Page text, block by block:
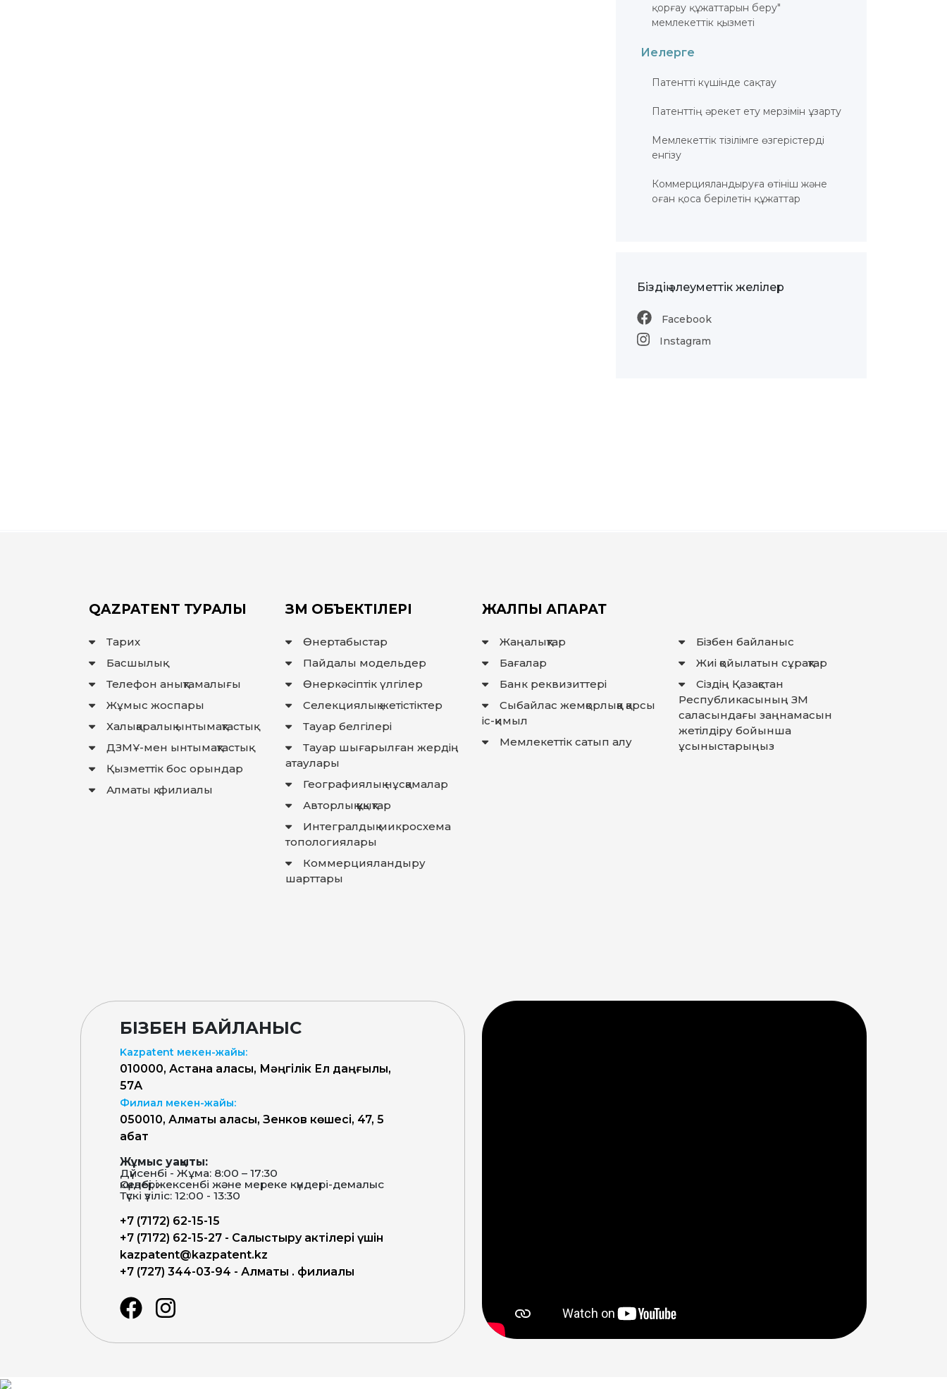
қорғау құжаттарын беру"
мемлекеттік қызметі
Иелерге
Патентті күшінде сақтау
Патенттің әрекет ету мерзімін ұзарту
Мемлекеттік тізілімге өзгерістерді
енгізу
Коммерцияландыруға өтініш және
оған қоса берілетін құжаттар
Біздің әлеуметтік желілер
Facebook
Instagram
QAZPATENT ТУРАЛЫ
Тарих
Басшылық
Телефон анықтамалығы
Жұмыс жоспары
Халықаралық ынтымақтастық
ДЗМҰ-мен ынтымақтастық
Қызметтік бос орындар
Алматы қ. филиалы
ЗМ ОБЪЕКТІЛЕРІ
Өнертабыстар
Пайдалы модельдер
Өнеркәсіптік үлгілер
Селекциялық жетістіктер
Тауар белгілері
Тауар шығарылған жердiң
атаулары
Географиялық нұсқамалар
Авторлық құқықтар
Интегралдық микросхема
топологиялары
Коммерцияландыру
шарттары
ЖАЛПЫ АҚПАРАТ
Жаңалықтар
Бағалар
Банк реквизиттері
Сыбайлас жемқорлыққа қарсы
іс-қимыл
Мемлекеттiк сатып алу
Бізбен байланыс
Жиі қойылатын сұрақтар
Сіздің Қазақстан
Республикасының ЗМ
саласындағы заңнамасын
жетілдіру бойынша
ұсыныстарыңыз
БІЗБЕН БАЙЛАНЫС
Kazpatent мекен-жайы:
010000, Астана қаласы, Мәңгілік Ел даңғылы,
57А
Филиал мекен-жайы:
050010, Алматы қаласы, Зенков көшесі, 47, 5
қабат
Жұмыс уақыты:
Дүйсенбі - Жұма: 8:00 – 17:30
Сенбі, жексенбі және мереке күндері-демалыс күндері
Түскі үзіліс: 12:00 - 13:30
+7 (7172) 62-15-15
+7 (7172) 62-15-27 - Салыстыру актілері үшін
kazpatent@kazpatent.kz
+7 (727) 344-03-94 - Алматы қ. филиалы